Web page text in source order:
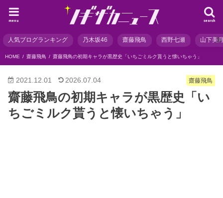
search
menu
人気ブログランキング 乃木坂46 齋藤飛鳥 西野七瀬 山下美
HOME 齋藤飛鳥 齋藤飛鳥の初期キャラが黒歴史「いちごミルク貰うと懐いちゃう」
齋藤飛鳥
2021.12.01 2026.07.04
齋藤飛鳥の初期キャラが黒歴史「い
ちごミルク貰うと懐いちゃう」